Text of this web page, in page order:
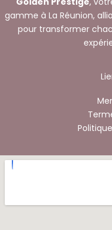
gamme à La Réunion,
pour transformer